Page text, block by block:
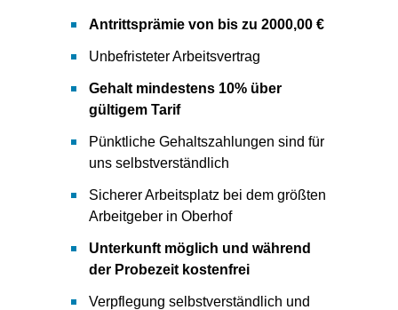
Antrittsprämie von bis zu 2000,00 €
Unbefristeter Arbeitsvertrag
Gehalt mindestens 10% über
gültigem Tarif
Pünktliche Gehaltszahlungen sind für
uns selbstverständlich
Sicherer Arbeitsplatz bei dem größten
Arbeitgeber in Oberhof
Unterkunft möglich und während
der Probezeit kostenfrei
Verpflegung selbstverständlich und